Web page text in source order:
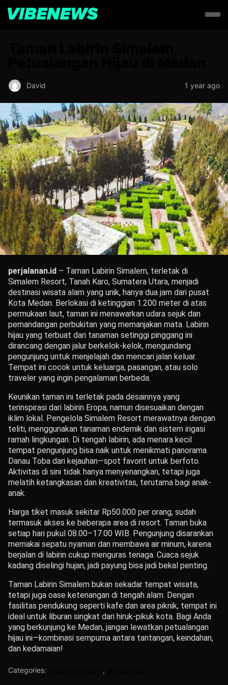
David 1 year ago
perjalanan.id – Taman Labirin Simalem, terletak di
Simalem Resort, Tanah Karo, Sumatera Utara, menjadi
destinasi wisata alam yang unik, hanya dua jam dari pusat
Kota Medan. Berlokasi di ketinggian 1.200 meter di atas
permukaan laut, taman ini menawarkan udara sejuk dan
pemandangan perbukitan yang memanjakan mata. Labirin
hijau yang terbuat dari tanaman setinggi pinggang ini
dirancang dengan jalur berkelok-kelok, mengundang
pengunjung untuk menjelajah dan mencari jalan keluar.
Tempat ini cocok untuk keluarga, pasangan, atau solo
traveler yang ingin pengalaman berbeda.
Keunikan taman ini terletak pada desainnya yang
terinspirasi dari labirin Eropa, namun disesuaikan dengan
iklim lokal. Pengelola Simalem Resort merawatnya dengan
teliti, menggunakan tanaman endemik dan sistem irigasi
ramah lingkungan. Di tengah labirin, ada menara kecil
tempat pengunjung bisa naik untuk menikmati panorama
Danau Toba dari kejauhan—spot favorit untuk berfoto.
Aktivitas di sini tidak hanya menyenangkan, tetapi juga
melatih ketangkasan dan kreativitas, terutama bagi anak-
anak.
Harga tiket masuk sekitar Rp50.000 per orang, sudah
termasuk akses ke beberapa area di resort. Taman buka
setiap hari pukul 08.00–17.00 WIB. Pengunjung disarankan
memakai sepatu nyaman dan membawa air minum, karena
berjalan di labirin cukup menguras tenaga. Cuaca sejuk
kadang diselingi hujan, jadi payung bisa jadi bekal penting.
Taman Labirin Simalem bukan sekadar tempat wisata,
tetapi juga oase ketenangan di tengah alam. Dengan
fasilitas pendukung seperti kafe dan area piknik, tempat ini
ideal untuk liburan singkat dari hiruk-pikuk kota. Bagi Anda
yang berkunjung ke Medan, jangan lewatkan petualangan
hijau ini—kombinasi sempurna antara tantangan, keindahan,
dan kedamaian!
Categories: ,